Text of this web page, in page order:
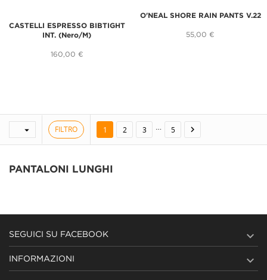
PANTALONI LUNGHI
CASTELLI ESPRESSO BIBTIGHT
INT. (Nero/M)
160,00 €
O'NEAL SHORE RAIN PANTS V.22
55,00 €
 FILTRO 1 2 3 5 
SEGUICI SU FACEBOOK 
INFORMAZIONI 